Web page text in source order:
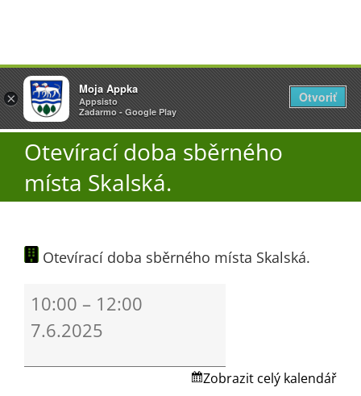
Přeskočit
na
obsah
Úřad
O obci
Aktuality
Turistika
Otevírací doba sběrného
místa Skalská.
Otevírací doba sběrného místa Skalská.
doba
sběrného
Skalská.
10:00 – 12:00
7.6.2025
Zobrazit celý kalendář
×
Vyžlovka
AppSisto
- In Google Play
Otevřít
×
Moja Appka
Appsisto
Zadarmo - Google Play
Otvoriť